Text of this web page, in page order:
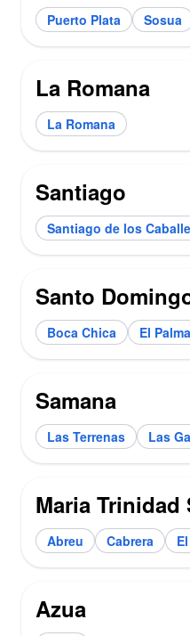
Puerto Plata Sosua
La Romana
La Romana
Santiago
Santiago de los
Santo
Boca Chica El
Samana
Las Terrenas Las
Maria Trinidad
Abreu Cabrera
Azua